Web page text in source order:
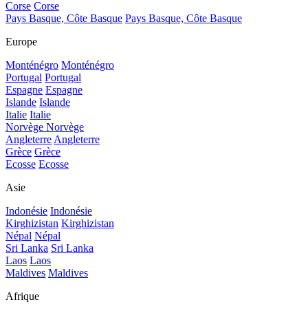
Corse Corse
Pays Basque, Côte Basque Pays Basque, Côte Basque
Europe
Monténégro Monténégro
Portugal Portugal
Espagne Espagne
Islande Islande
Italie Italie
Norvège Norvège
AngleterreAngleterre
Grèce Grèce
Ecosse Ecosse
Asie
Indonésie Indonésie
Kirghizistan Kirghizistan
Népal Népal
Sri Lanka Sri Lanka
Laos Laos
Maldives Maldives
Afrique